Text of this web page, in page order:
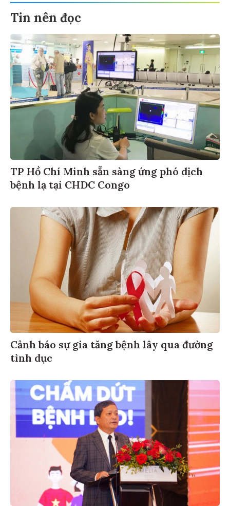
Tin nên đọc
TP Hồ Chí Minh sẵn sàng ứng phó dịch
bệnh lạ tại CHDC Congo
Cảnh báo sự gia tăng bệnh lây qua đường
tình dục